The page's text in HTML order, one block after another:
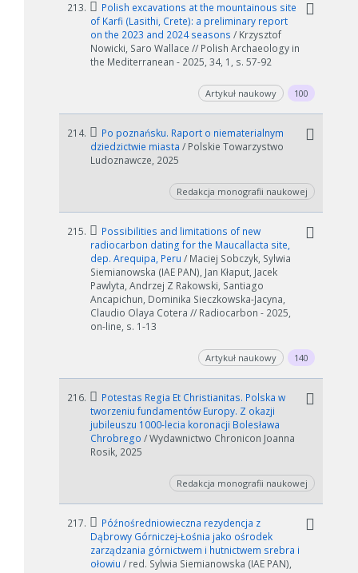
213.
Polish excavations at the mountainous site
of Karfi (Lasithi, Crete): a preliminary report
on the 2023 and 2024 seasons / Krzysztof
Nowicki, Saro Wallace // Polish Archaeology in
the Mediterranean - 2025, 34, 1, s. 57-92
Artykuł naukowy 100
214.
Po poznańsku. Raport o niematerialnym
dziedzictwie miasta / Polskie Towarzystwo
Ludoznawcze, 2025
Redakcja monografii naukowej
215.
Possibilities and limitations of new
radiocarbon dating for the Maucallacta site,
dep. Arequipa, Peru / Maciej Sobczyk, Sylwia
Siemianowska (IAE PAN), Jan Kłaput, Jacek
Pawlyta, Andrzej Z Rakowski, Santiago
Ancapichun, Dominika Sieczkowska-Jacyna,
Claudio Olaya Cotera // Radiocarbon - 2025,
on-line, s. 1-13
Artykuł naukowy 140
216.
Potestas Regia Et Christianitas. Polska w
tworzeniu fundamentów Europy. Z okazji
jubileuszu 1000-lecia koronacji Bolesława
Chrobrego / Wydawnictwo Chronicon Joanna
Rosik, 2025
Redakcja monografii naukowej
217.
Późnośredniowieczna rezydencja z
Dąbrowy Górniczej-Łośnia jako ośrodek
zarządzania górnictwem i hutnictwem srebra i
ołowiu / red. Sylwia Siemianowska (IAE PAN),